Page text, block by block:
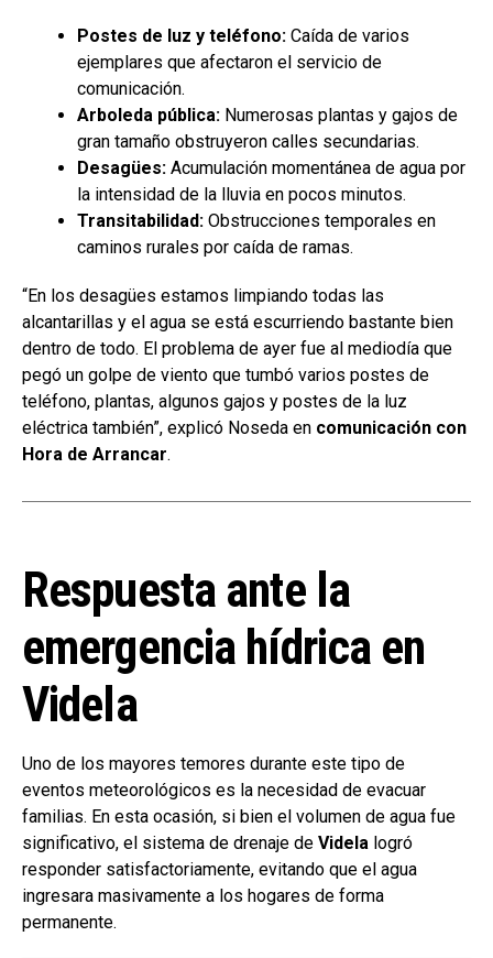
Postes de luz y teléfono: Caída de varios
ejemplares que afectaron el servicio de
comunicación.
Arboleda pública: Numerosas plantas y gajos de
gran tamaño obstruyeron calles secundarias.
Desagües: Acumulación momentánea de agua por
la intensidad de la lluvia en pocos minutos.
Transitabilidad: Obstrucciones temporales en
caminos rurales por caída de ramas.
“En los desagües estamos limpiando todas las
alcantarillas y el agua se está escurriendo bastante bien
dentro de todo. El problema de ayer fue al mediodía que
pegó un golpe de viento que tumbó varios postes de
teléfono, plantas, algunos gajos y postes de la luz
eléctrica también”, explicó Noseda en comunicación con
Hora de Arrancar.
Respuesta ante la
emergencia hídrica en
Videla
Uno de los mayores temores durante este tipo de
eventos meteorológicos es la necesidad de evacuar
familias. En esta ocasión, si bien el volumen de agua fue
significativo, el sistema de drenaje de Videla logró
responder satisfactoriamente, evitando que el agua
ingresara masivamente a los hogares de forma
permanente.